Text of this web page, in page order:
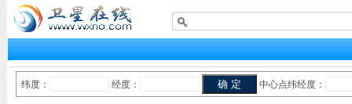
纬度： 经度： 中心点纬经度：